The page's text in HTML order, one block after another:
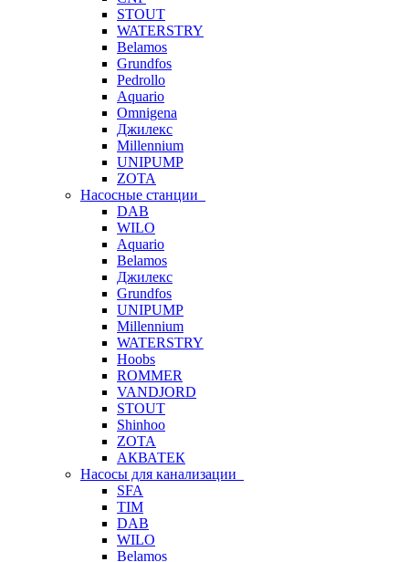
STOUT
WATERSTRY
Belamos
Grundfos
Pedrollo
Aquario
Omnigena
Джилекс
Millennium
UNIPUMP
ZOTA
Насосные станции
DAB
WILO
Aquario
Belamos
Джилекс
Grundfos
UNIPUMP
Millennium
WATERSTRY
Hoobs
ROMMER
VANDJORD
STOUT
Shinhoo
ZOTA
АКВАТЕК
Насосы для канализации
SFA
TIM
DAB
WILO
Belamos